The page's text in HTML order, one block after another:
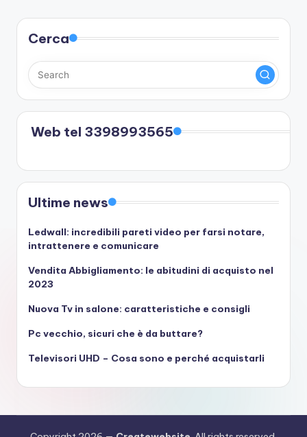
Cerca
Web tel 3398993565
Ultime news
Ledwall: incredibili pareti video per farsi notare,
intrattenere e comunicare
Vendita Abbigliamento: le abitudini di acquisto nel
2023
Nuova Tv in salone: caratteristiche e consigli
Pc vecchio, sicuri che è da buttare?
Televisori UHD – Cosa sono e perché acquistarli